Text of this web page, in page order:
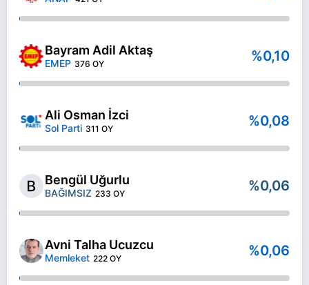
Bayram Adil Aktaş
EMEP 376 OY %0,10
Ali Osman İzci
Sol Parti 311 OY %0,08
Bengül Uğurlu
BAĞIMSIZ 233 OY %0,06
Avni Talha Ucuzcu
Memleket 222 OY %0,06